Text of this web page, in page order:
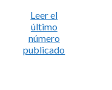
Leer el
último
número
publicado